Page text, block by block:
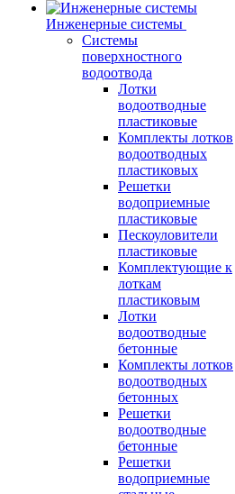
Инженерные системы
Системы
поверхностного
водоотвода
Лотки
водоотводные
пластиковые
Комплекты лотков
водоотводных
пластиковых
Решетки
водоприемные
пластиковые
Пескоуловители
пластиковые
Комплектующие к
лоткам
пластиковым
Лотки
водоотводные
бетонные
Комплекты лотков
водоотводных
бетонных
Решетки
водоотводные
бетонные
Решетки
водоприемные